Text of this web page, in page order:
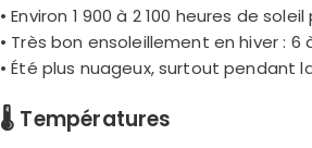
• Environ 1 900 à 2 100 heures de
• Très bon ensoleillement en hiver : 6
• Été plus nuageux, surtout pendant
🌡 Températures